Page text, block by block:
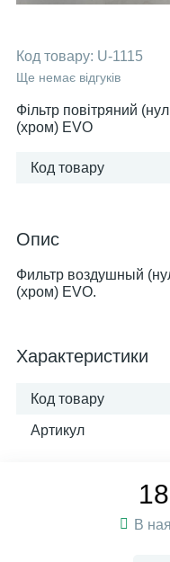
Код товару: U-1115
Ще немає відгуків
Фільтр повітряний
(хром) EVO
Код товару
Опис
Фильтр воздушный
(хром) EVO.
Характеристики
Код товару
Артикул
В